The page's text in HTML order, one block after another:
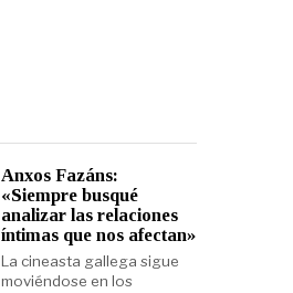
Anxos Fazáns:
«Siempre busqué
analizar las relaciones
íntimas que nos afectan»
La cineasta gallega sigue
moviéndose en los